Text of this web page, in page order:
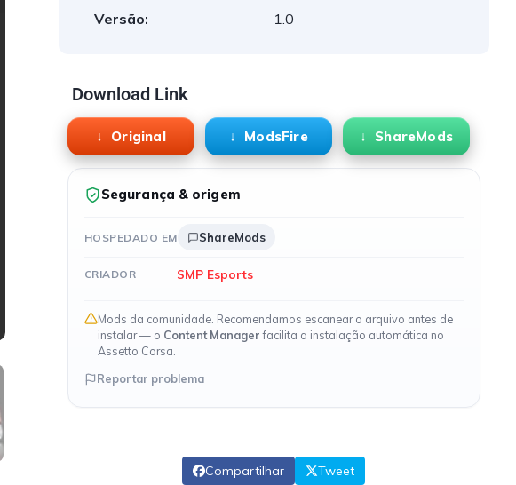
Versão:
1.0
Download Link
Original ModsFire ShareMods
Segurança & origem
HOSPEDADO EM ShareMods
CRIADOR SMP Esports
Mods da comunidade. Recomendamos escanear o arquivo antes de
instalar — o Content Managerfacilita a instalação automática no
Assetto Corsa.
Reportar problema
Compartilhar Tweet